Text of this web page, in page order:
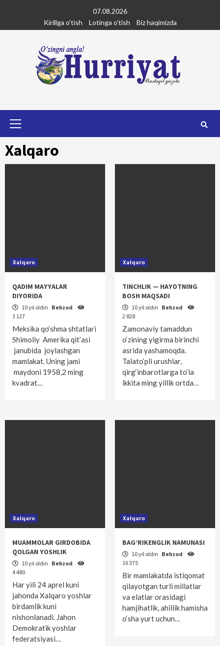
content
07.08.2026
Kirillga o'tish
Lotinga o'tish Biz haqimizda
Xalqaro
Xalqaro
QADIM MAYYALAR
DIYORIDA
10 yil oldin Behzod
3 127
Meksika qo‘shma shtatlari
Shimoliy Amerika qit’asi
janubida joylashgan
mamlakat. Uning jami
maydoni 1958,2 ming
kvadrat…
Xalqaro
TINCHLIK — HAYOTNING
BOSH MAQSADI
10 yil oldin Behzod
2 828
Zamonaviy tamaddun
o‘zining yigirma birinchi
asrida yashamoqda.
Talato‘pli urushlar,
qirg‘inbarotlarga to‘la
ikkita ming yillik ortda…
Xalqaro
MUAMMOLAR GIRDOBIDA
QOLGAN YOSHLIK
10 yil oldin Behzod
4 480
Har yili 24 aprel kuni
jahonda Xalqaro yoshlar
birdamlik kuni
nishonlanadi. Jahon
Demokratik yoshlar
federatsiyasi…
Xalqaro
BAG‘RIKENGLIK NAMUNASI
10 yil oldin Behzod
16 375
Bir mamlakatda istiqomat
qilayotgan turli millatlar
va elatlar orasidagi
hamjihatlik, ahillik hamisha
o‘sha yurt uchun…